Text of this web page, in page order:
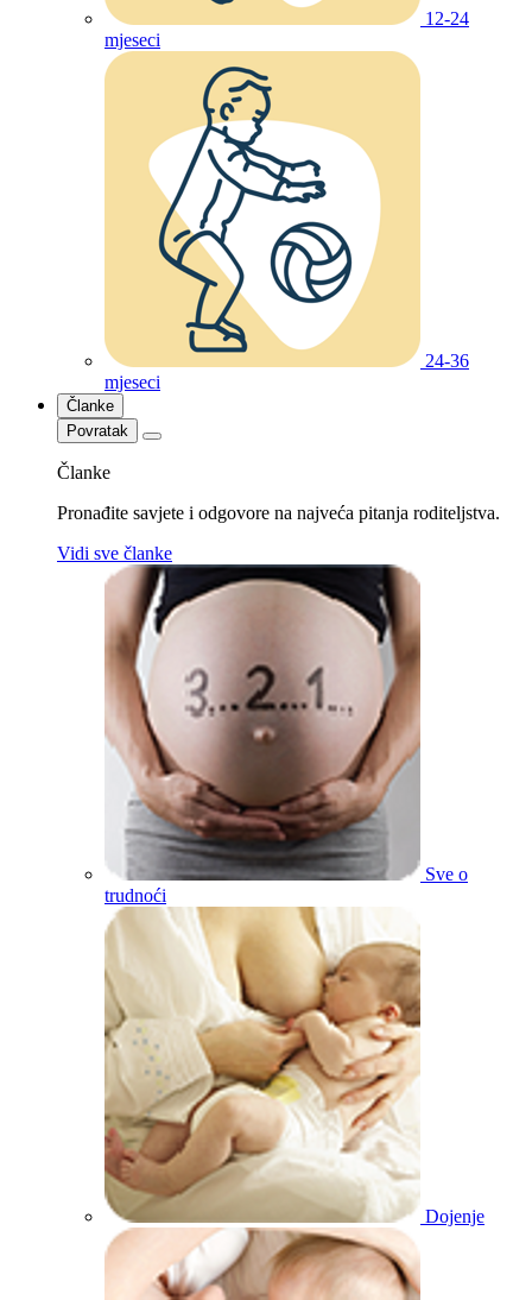
12-24
mjeseci
24-36
mjeseci
Članke
Povratak
Članke
Pronađite savjete i odgovore na najveća pitanja roditeljstva.
Vidi sve članke
Sve o
trudnoći
Dojenje